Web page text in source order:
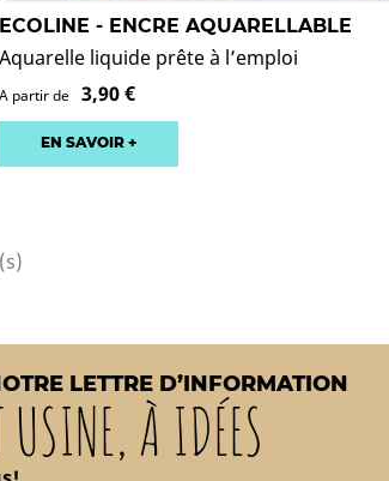
ECOLINE - ENCRE AQUARELLABLE
Aquarelle liquide prête à l’emploi
A partir de 3,90 €
EN SAVOIR +
LETTRE D’INFORMATION
À IDÉES